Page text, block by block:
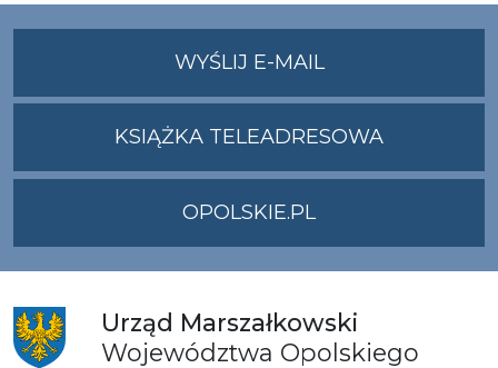
WYŚLIJ E-MAILNA
ADRES
KSIĄŻKA TELEADRESOWA
OPOLSKIE.PL
Urząd Marszałkowski
Województwa Opolskiego